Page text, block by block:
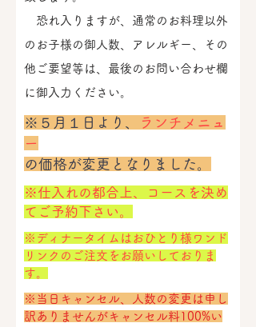
恐れ入りますが、通常のお料理以外
のお子様の御人数、アレルギー、その
他ご要望等は、最後のお問い合わせ欄
に御入力ください。
※ ５月１日より、
ランチメニュ
ー
の価格が変更となりました。
​※仕入れの都合上、コースを決め
てご予約下さい。
※ディナータイムはおひとり様ワンド
リンクのご注文をお願いしておりま
す。
※当日キャンセル、人数の変更は申し
訳ありませんがキャンセル料100%い